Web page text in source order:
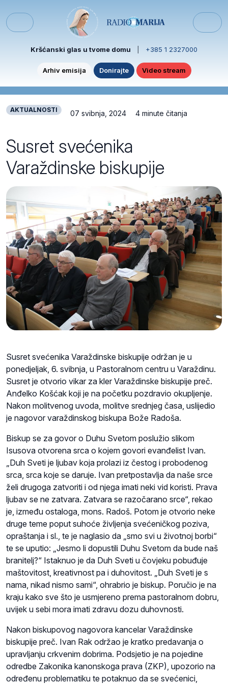
Menu
Kršćanski glas u tvome domu +385 1 2327000
Arhiv emisija Donirajte Video stream
AKTUALNOSTI 07 svibnja, 2024 4 minute čitanja
Susret svećenika
Varaždinske biskupije
Susret svećenika Varaždinske biskupije održan je u
ponedjeljak, 6. svibnja, u Pastoralnom centru u Varaždinu.
Susret je otvorio vikar za kler Varaždinske biskupije preč.
Anđelko Košćak koji je na početku pozdravio okupljenje.
Nakon molitvenog uvoda, molitve srednjeg časa, uslijedio
je nagovor varaždinskog biskupa Bože Radoša.
Biskup se za govor o Duhu Svetom poslužio slikom
Isusova otvorena srca o kojem govori evanđelist Ivan.
„Duh Sveti je ljubav koja prolazi iz čestog i probodenog
srca, srca koje se daruje. Ivan pretpostavlja da naše srce
želi drugoga zatvoriti i od njega imati neki vid koristi. Prava
ljubav se ne zatvara. Zatvara se razočarano srce“, rekao
je, između ostaloga, mons. Radoš. Potom je otvorio neke
druge teme poput suhoće življenja svećeničkog poziva,
opraštanja i sl., te je naglasio da „smo svi u životnoj borbi“
te se uputio: „Jesmo li dopustili Duhu Svetom da bude naš
branitelj?“ Istaknuo je da Duh Sveti u čovjeku pobuđuje
maštovitost, kreativnost pa i duhovitost. „Duh Sveti je s
nama, nikad nismo sami“, ohrabrio je biskup. Poručio je na
kraju kako sve što je usmjereno prema pastoralnom dobru,
uvijek u sebi mora imati zdravu dozu duhovnosti.
Nakon biskupovog nagovora kancelar Varaždinske
biskupije preč. Ivan Rak održao je kratko predavanja o
upravljanju crkvenim dobrima. Podsjetio je na pojedine
odredbe Zakonika kanonskoga prava (ZKP), upozorio na
određenu problematiku te potaknuo da se svećenici,